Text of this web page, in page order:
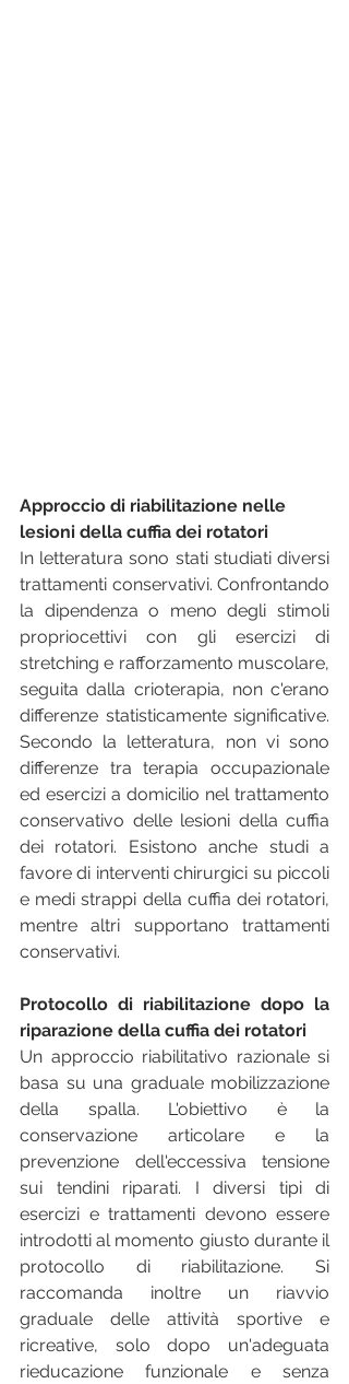
Approccio di riabilitazione nelle
lesioni della cuffia dei rotatori
In letteratura sono stati studiati diversi
trattamenti conservativi. Confrontando
la dipendenza o meno degli stimoli
propriocettivi con gli esercizi di
stretching e rafforzamento muscolare,
seguita dalla crioterapia, non c'erano
differenze statisticamente significative.
Secondo la letteratura, non vi sono
differenze tra terapia occupazionale
ed esercizi a domicilio nel trattamento
conservativo delle lesioni della cuffia
dei rotatori. Esistono anche studi a
favore di interventi chirurgici su piccoli
e medi strappi della cuffia dei rotatori,
mentre altri supportano trattamenti
conservativi.
Protocollo di riabilitazione dopo la
riparazione della cuffia dei rotatori
Un approccio riabilitativo razionale si
basa su una graduale mobilizzazione
della spalla. L'obiettivo è la
conservazione articolare e la
prevenzione dell'eccessiva tensione
sui tendini riparati. I diversi tipi di
esercizi e trattamenti devono essere
introdotti al momento giusto durante il
protocollo di riabilitazione. Si
raccomanda inoltre un riavvio
graduale delle attività sportive e
ricreative, solo dopo un'adeguata
rieducazione funzionale e senza